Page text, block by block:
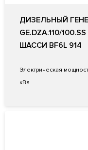
ДИЗЕЛЬНЫЙ
GE.DZA.110/
ШАССИ BF6L 914
Электрическая
кВа